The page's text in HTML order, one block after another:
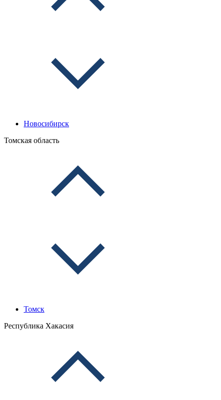
Новосибирск
Томская область
Томск
Республика Хакасия